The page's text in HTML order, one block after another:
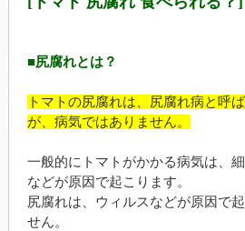
■尻腐れとは？
トマトの尻腐れは、尻腐れ病と呼
が、病気ではありません。
一般的にトマトがかかる病気は、
などが原因で起こります。
尻腐れは、ウィルスなどが原因で
せん。